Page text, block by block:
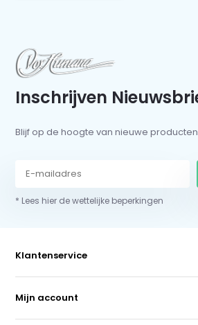
Inschrijven
Blijf op de hoogte van nieuwe
* Lees hier de wettelijke beperkingen
Klantenservice
Mijn account